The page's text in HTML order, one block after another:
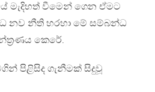
මැදිහත් වීමෙන් ගෙන ඒමට
නව නීති හරහා මේ සම්බන්ධ
කෙරේ.
පිළිසිද ගැනීමක් සිදුවූ